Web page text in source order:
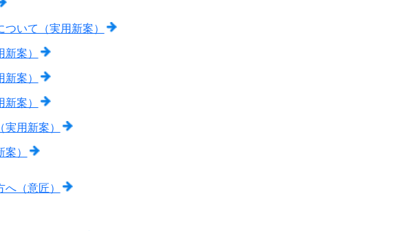
いて（実用新案）
案）
案）
案）
用新案）
）
（意匠）